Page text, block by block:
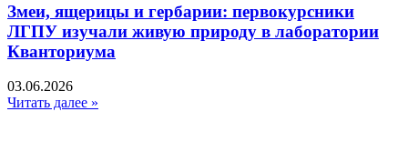
Змеи, ящерицы и гербарии: первокурсники
ЛГПУ изучали живую природу в лаборатории
Кванториума
03.06.2026
Читать далее »